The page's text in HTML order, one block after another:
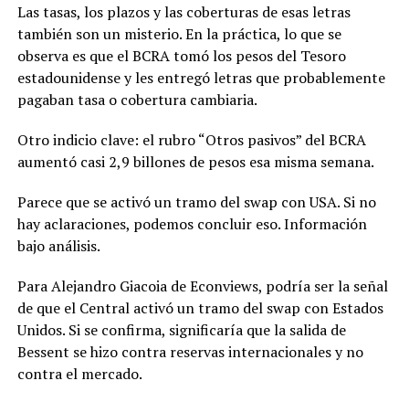
Las tasas, los plazos y las coberturas de esas letras
también son un misterio. En la práctica, lo que se
observa es que el BCRA tomó los pesos del Tesoro
estadounidense y les entregó letras que probablemente
pagaban tasa o cobertura cambiaria.
Otro indicio clave: el rubro “Otros pasivos” del BCRA
aumentó casi 2,9 billones de pesos esa misma semana.
Parece que se activó un tramo del swap con USA. Si no
hay aclaraciones, podemos concluir eso. Información
bajo análisis.
Para Alejandro Giacoia de Econviews, podría ser la señal
de que el Central activó un tramo del swap con Estados
Unidos. Si se confirma, significaría que la salida de
Bessent se hizo contra reservas internacionales y no
contra el mercado.